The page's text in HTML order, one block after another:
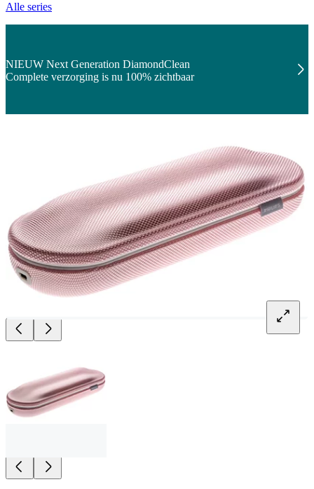
Alle series
NIEUW Next Generation DiamondClean
Complete verzorging is nu 100% zichtbaar